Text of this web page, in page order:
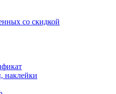
со скидкой
наклейки